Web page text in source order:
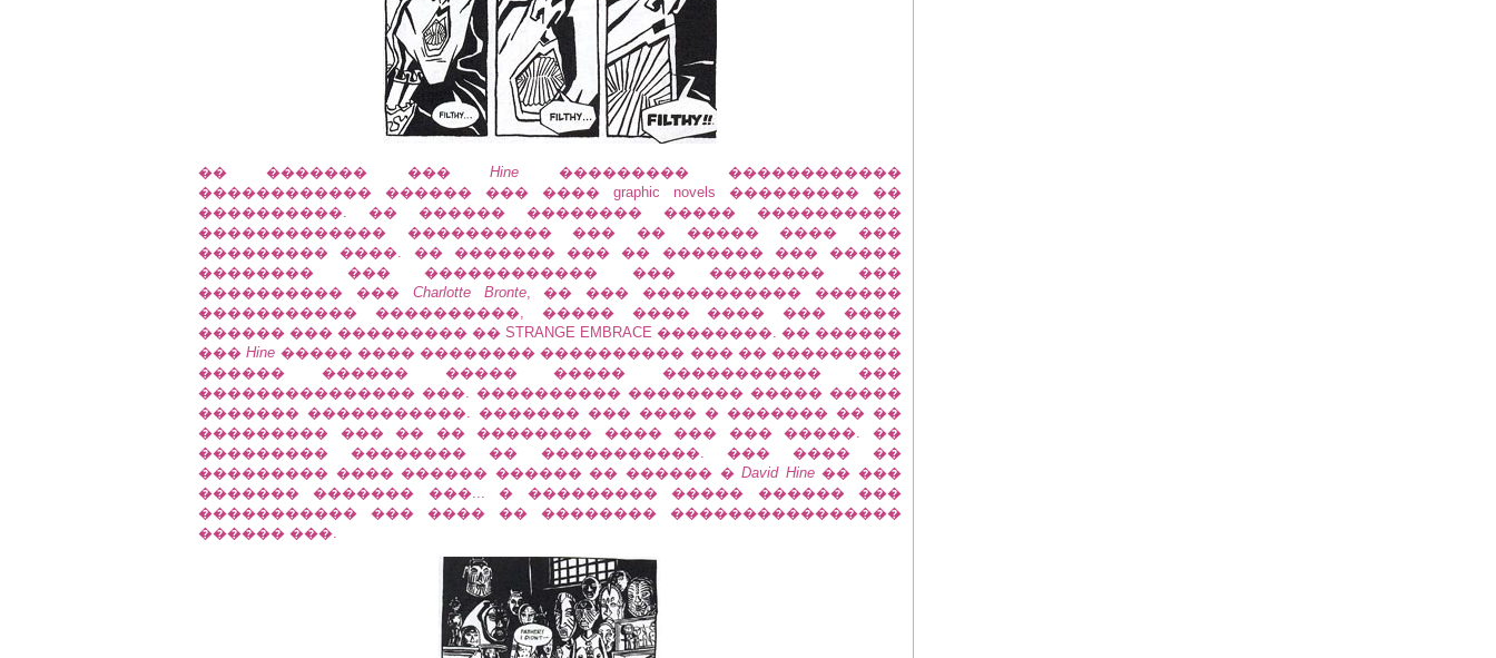
�� ������� ���Hine ��������� ������������
������������ ������ ��� ���� graphic novels ��������� ��
����������. �� ������ �������� ����� ����������
������������� ���������� ��� �� ����� ���� ���
��������� ����. �� ������� ��� �� ������� ��� �����
�������� ��� ������������ ��� �������� ���
���������� ��� Charlotte Bronte, �� ��� ����������� ������
����������� ����������, ����� ���� ���� ��� ����
������ ��� ��������� �� STRANGE EMBRACE ��������. �� ������
���Hine ����� ���� �������� ���������� ��� �� ���������
������ ������ ����� ����� ����������� ���
��������������� ���. ���������� �������� ����� �����
������� �����������. ������� ��� ���� � ������� �� ��
��������� ��� �� �� �������� ���� ��� ��� �����. ��
��������� �������� �� �����������. ��� ���� ��
��������� ���� ������ ������ �� ������ �David Hine�� ���
������� ������� ���... � ��������� ����� ������ ���
����������� ��� ���� �� �������� ����������������
������ ���.